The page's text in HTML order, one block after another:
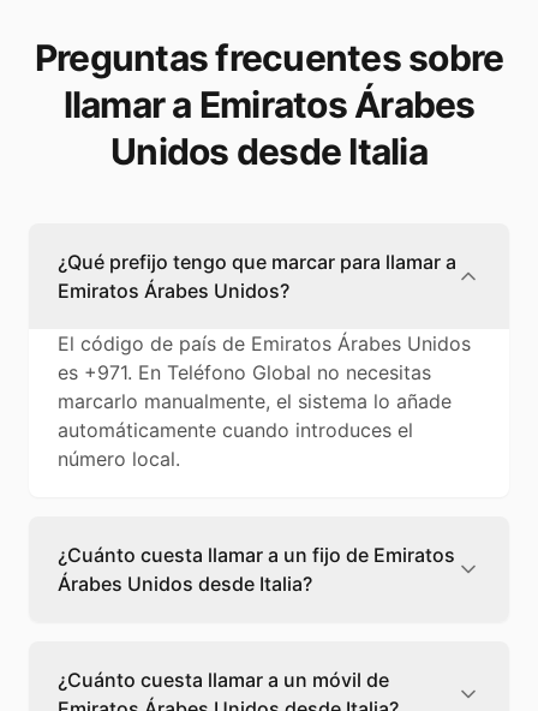
Preguntas frecuentes sobre
llamar a Emiratos Árabes
Unidos desde Italia
¿Qué prefijo tengo que marcar para llamar a
Emiratos Árabes Unidos?
El código de país de Emiratos Árabes Unidos
es +971. En Teléfono Global no necesitas
marcarlo manualmente, el sistema lo añade
automáticamente cuando introduces el
número local.
¿Cuánto cuesta llamar a un fijo de Emiratos
Árabes Unidos desde Italia?
desde Italia cuesta 0,46 €/min con Teléfono
Global. Verás el precio exacto antes de
¿Cuánto cuesta llamar a un móvil de